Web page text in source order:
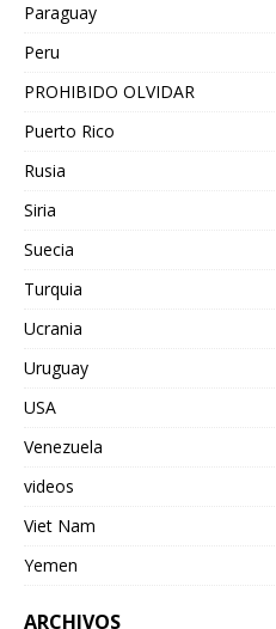
Paraguay
Peru
PROHIBIDO OLVIDAR
Puerto Rico
Rusia
Siria
Suecia
Turquia
Ucrania
Uruguay
USA
Venezuela
videos
Viet Nam
Yemen
ARCHIVOS